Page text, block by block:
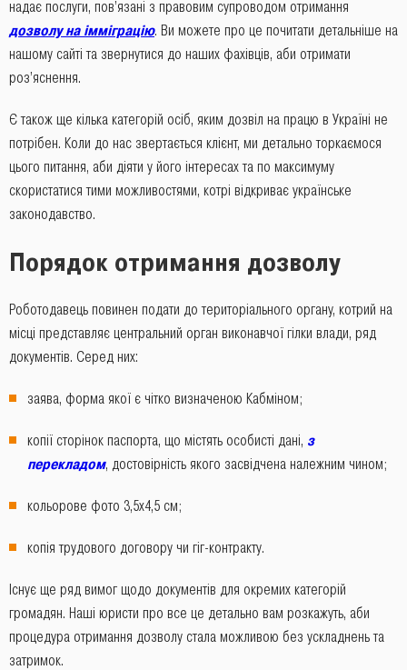
надає послуги, пов’язані з правовим супроводом отримання
дозволу на імміграцію. Ви можете про це почитати детальніше на
нашому сайті та звернутися до наших фахівців, аби отримати
роз’яснення.
Є також ще кілька категорій осіб, яким дозвіл на працю в Україні не
потрібен. Коли до нас звертається клієнт, ми детально торкаємося
цього питання, аби діяти у його інтересах та по максимуму
скористатися тими можливостями, котрі відкриває українське
законодавство.
Порядок отримання дозволу
Роботодавець повинен подати до територіального органу, котрий на
місці представляє центральний орган виконавчої гілки влади, ряд
документів. Серед них:
заява, форма якої є чітко визначеною Кабміном;
копії сторінок паспорта, що містять особисті дані, з
перекладом, достовірність якого засвідчена належним чином;
кольорове фото 3,5х4,5 см;
копія трудового договору чи гіг-контракту.
Існує ще ряд вимог щодо документів для окремих категорій
громадян. Наші юристи про все це детально вам розкажуть, аби
процедура отримання дозволу стала можливою без ускладнень та
затримок.